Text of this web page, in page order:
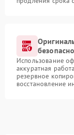
Использование
аккуратная
резервное
восстановление